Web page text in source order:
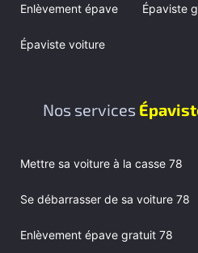
Enlèvement épave Épaviste
Épaviste voiture
Nos services
Mettre sa voiture à la casse 78
Se débarrasser de sa voiture 78
Enlèvement épave gratuit 78